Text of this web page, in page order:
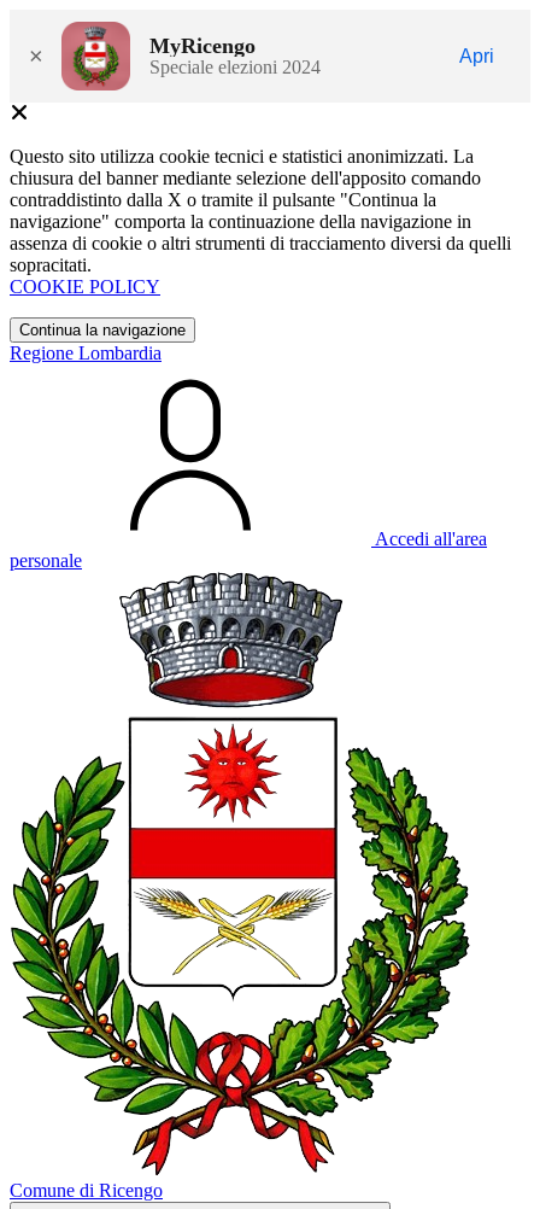
× MyRicengo
Speciale elezioni 2024
Apri
Questo sito utilizza cookie tecnici e statistici anonimizzati. La
chiusura del banner mediante selezione dell'apposito comando
contraddistinto dalla X o tramite il pulsante "Continua la
navigazione" comporta la continuazione della navigazione in
assenza di cookie o altri strumenti di tracciamento diversi da quelli
sopracitati.
COOKIE POLICY
Continua la navigazione
Regione Lombardia
Accedi all'area
personale
Comune di Ricengo